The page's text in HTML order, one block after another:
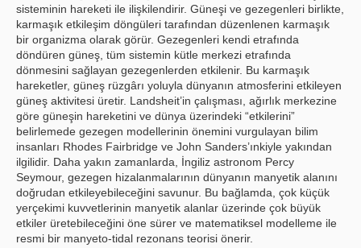
sisteminin hareketi ile ilişkilendirir. Güneşi ve gezegenleri birlikte,
karmaşık etkileşim döngüleri tarafından düzenlenen karmaşık
bir organizma olarak görür. Gezegenleri kendi etrafında
döndüren güneş, tüm sistemin kütle merkezi etrafında
dönmesini sağlayan gezegenlerden etkilenir. Bu karmaşık
hareketler, güneş rüzgârı yoluyla dünyanın atmosferini etkileyen
güneş aktivitesi üretir. Landsheit’in çalışması, ağırlık merkezine
göre güneşin hareketini ve dünya üzerindeki “etkilerini”
belirlemede gezegen modellerinin önemini vurgulayan bilim
insanları Rhodes Fairbridge ve John Sanders’ınkiyle yakından
ilgilidir. Daha yakın zamanlarda, İngiliz astronom Percy
Seymour, gezegen hizalanmalarının dünyanın manyetik alanını
doğrudan etkileyebileceğini savunur. Bu bağlamda, çok küçük
yerçekimi kuvvetlerinin manyetik alanlar üzerinde çok büyük
etkiler üretebileceğini öne sürer ve matematiksel modelleme ile
resmi bir manyeto-tidal rezonans teorisi önerir.